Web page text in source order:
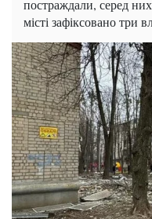
постраждали, серед
місті зафіксовано три